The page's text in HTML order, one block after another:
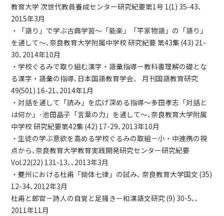
教育大学 次世代教員養成センター研究紀要第1号 1(1) 35-43､
2015年3月
・「語り」で学ぶ古典学習～「能楽」「平家物語」の「語り」
を通して～､奈良教育大学附属中学校 研究紀要 第43集 (43) 21-
30､2014年10月
・学校ぐるみで取り組む漢字・語彙指導ー教科書理解の礎とな
る漢字・語彙の指導､日本国語教育学会、 月刊国語教育研究
49(501) 16-21､2014年1月
・対話を通して「読み」を広げ深める指導～多田孝志「対話と
は何か」･池田晶子「言葉の力」を通して～､奈良教育大学附属
中学校 研究紀要第42集 (42) 17-29､2013年10月
・生徒の学ぶ意欲を高める学校ぐるみの取組－小・中連携の視
点から､奈良教育大学教育実践開発研究センター研究紀要
Vol.22(22) 131-13､､2013年3月
・虁州における杜甫「拗体七律」の試み､ 奈良教育大学国文 (35)
12-34､2012年3月
杜甫と郎官－詩人の自覚と足掻きー和漢語文研究 (9) 30-5､､
2011年11月